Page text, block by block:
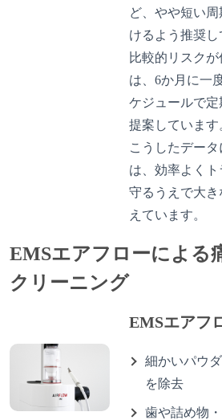
ど、やや短い
けるよう推奨し
比較的リスク
は、6か月に一
ケジュールで
提案しています
こうしたデー
は、効率よく
守るうえで大
えています。
EMSエアフローによる
クリーニング
EMSエアフ
細かいパウ
を除去
歯や詰め物